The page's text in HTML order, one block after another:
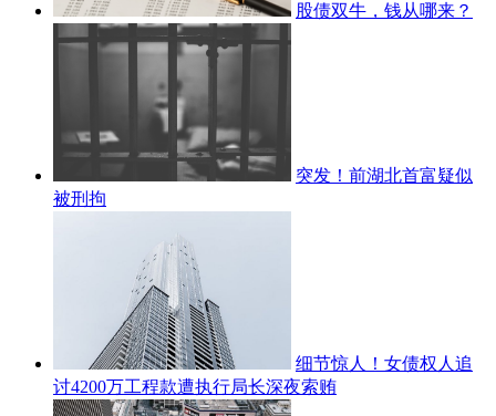
股债双牛，钱从哪来？
突发！前湖北首富疑似
被刑拘
细节惊人！女债权人追
讨4200万工程款遭执行局长深夜索贿